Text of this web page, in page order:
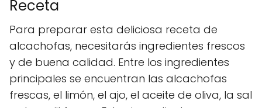
Receta
Para preparar esta deliciosa receta de
alcachofas, necesitarás ingredientes frescos
y de buena calidad. Entre los ingredientes
principales se encuentran las alcachofas
frescas, el limón, el ajo, el aceite de oliva, la sal